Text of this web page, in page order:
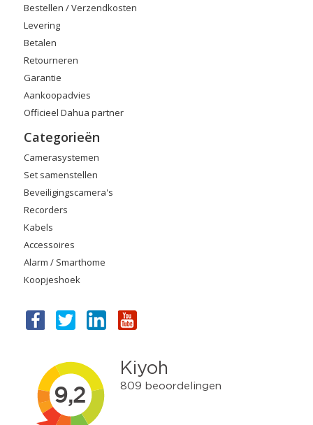
Bestellen / Verzendkosten
Levering
Betalen
Retourneren
Garantie
Aankoopadvies
Officieel Dahua partner
Categorieën
Camerasystemen
Set samenstellen
Beveiligingscamera's
Recorders
Kabels
Accessoires
Alarm / Smarthome
Koopjeshoek